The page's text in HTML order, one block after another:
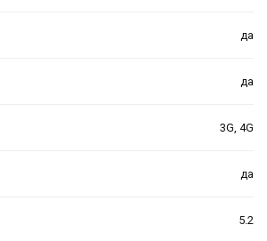
да
да
3G, 4G
да
5.2